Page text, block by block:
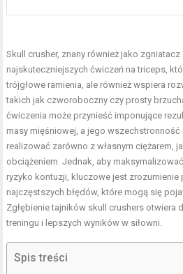
Skull crusher, znany również jako
najskuteczniejszych ćwiczeń na triceps,
trójgłowe ramienia, ale również wspiera
takich jak czworoboczny czy prosty
ćwiczenia może przynieść imponujące
masy mięśniowej, a jego wszechstronność
realizować zarówno z własnym ciężarem,
obciążeniem. Jednak, aby
ryzyko kontuzji, kluczowe jest zrozumienie
najczęstszych błędów, które mogą się
Zgłębienie tajników skull crushers otwiera
treningu i lepszych wyników w siłowni.
Spis treści